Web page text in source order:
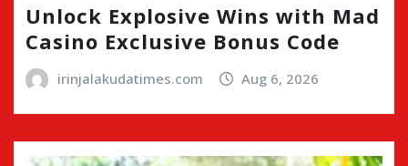
Unlock Explosive Wins with Mad
Casino Exclusive Bonus Code
irinjalakudatimes.com Aug 6, 2026